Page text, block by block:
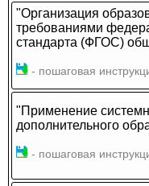
"Организация
требованиями
стандарта (ФГОС)
- пошаговая
"Применение
дополнительного
- пошаговая